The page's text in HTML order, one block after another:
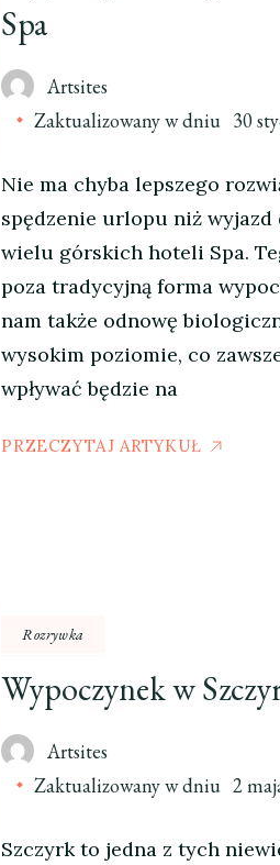
Spa
Artsites
Zaktualizowany w dniu 30
Nie ma chyba lepszego
spędzenie urlopu niż wyjazd
wielu górskich hoteli Spa.
poza tradycyjną forma
nam także odnowę
wysokim poziomie, co
wpływać będzie na
PRZECZYTAJ ARTYKUŁ
Rozrywka
Wypoczynek w
Artsites
Zaktualizowany w dniu 2
Szczyrk to jedna z tych